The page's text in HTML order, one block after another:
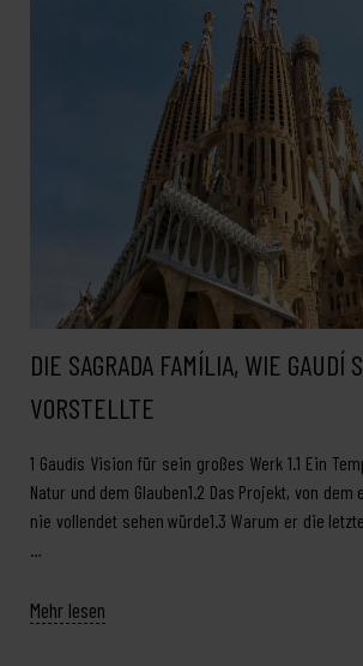
DIE SAGRADA FAMÍLIA, WIE GAUDÍ
VORSTELLTE
1 Gaudís Vision für sein großes Werk 1.1 Ein
Natur und dem Glauben1.2 Das Projekt, von
nie vollendet sehen würde1.3 Warum er die
…
Mehr lesen